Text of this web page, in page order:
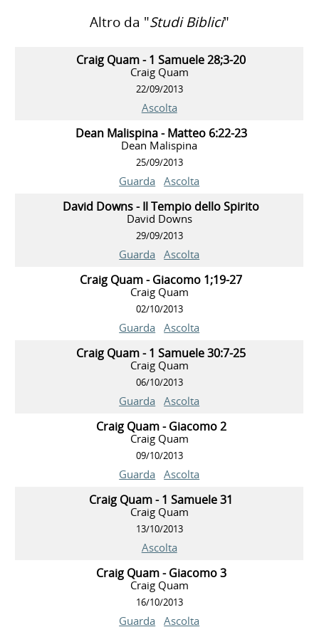
Altro da "Studi Biblici"
Craig Quam - 1 Samuele 28;3-20
Craig Quam
22/09/2013
Ascolta
Dean Malispina - Matteo 6:22-23
Dean Malispina
25/09/2013
Guarda Ascolta
David Downs - Il Tempio dello Spirito
David Downs
29/09/2013
Guarda Ascolta
Craig Quam - Giacomo 1;19-27
Craig Quam
02/10/2013
Guarda Ascolta
Craig Quam - 1 Samuele 30:7-25
Craig Quam
06/10/2013
Guarda Ascolta
Craig Quam - Giacomo 2
Craig Quam
09/10/2013
Guarda Ascolta
Craig Quam - 1 Samuele 31
Craig Quam
13/10/2013
Ascolta
Craig Quam - Giacomo 3
Craig Quam
16/10/2013
Guarda Ascolta